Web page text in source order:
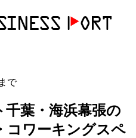
で
千葉・海浜幕張の
コワーキングスペ